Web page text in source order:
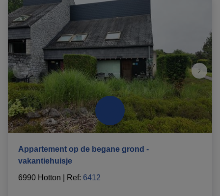
Appartement op de begane grond -
vakantiehuisje
6990 Hotton
Ref: 6412